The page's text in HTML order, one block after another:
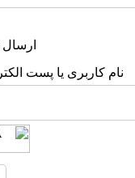
ارسال
نام کاربری یا پست